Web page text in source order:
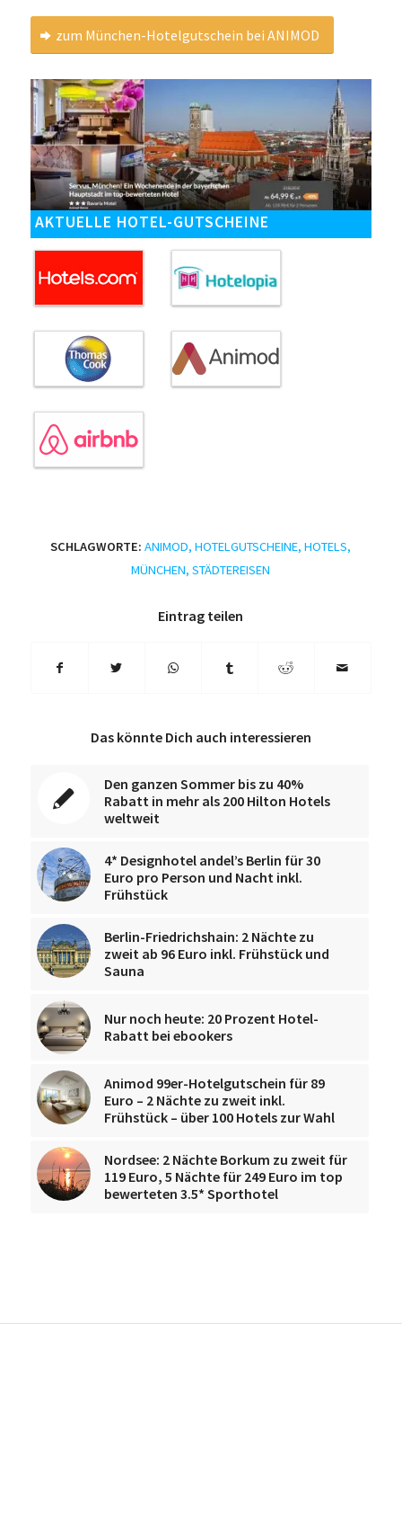
zum München-Hotelgutschein bei ANIMOD
AKTUELLE HOTEL-GUTSCHEINE
SCHLAGWORTE: ANIMOD,HOTELGUTSCHEINE,HOTELS,
MÜNCHEN,STÄDTEREISEN
Eintrag teilen
Das könnte Dich auch interessieren
Den ganzen Sommer bis zu 40%
Rabatt in mehr als 200 Hilton Hotels
weltweit
4* Designhotel andel’s Berlin für 30
Euro pro Person und Nacht inkl.
Frühstück
Berlin-Friedrichshain: 2 Nächte zu
zweit ab 96 Euro inkl. Frühstück und
Sauna
Nur noch heute: 20 Prozent Hotel-
Rabatt bei ebookers
Animod 99er-Hotelgutschein für 89
Euro – 2 Nächte zu zweit inkl.
Frühstück – über 100 Hotels zur Wahl
Nordsee: 2 Nächte Borkum zu zweit für
119 Euro, 5 Nächte für 249 Euro im top
bewerteten 3.5* Sporthotel